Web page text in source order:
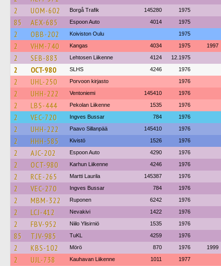
2 UOM-602 Borgå Trafik 145280 1975
85 AEX-685 Espoon Auto 4014 1975
2 OBB-202 Koiviston Oulu 1975
2 VHM-740 Kangas 4034 1975 1997
2 SEB-883 Lehtosen Liikenne 4124 12.1975
2 OCT-980 SLHS 4246 1976
2 UHL-250 Porvoon kirjasto 1976
2 UHH-222 Ventoniemi 145410 1976
2 LBS-444 Pekolan Liikenne 1535 1976
2 VEC-720 Ingves Bussar 784 1976
2 UHH-222 Paavo Sillanpää 145410 1976
2 HHH-585 Kivistö 1526 1976
2 AJC-202 Espoon Auto 4290 1976
2 OCT-980 Karhun Liikenne 4246 1976
2 RCE-265 Martti Laurila 145387 1976
2 VEC-270 Ingves Bussar 784 1976
2 MBM-322 Ruponen 6242 1976
2 LCJ-412 Nevakivi 1422 1976
2 FBV-952 Niilo Ylisirniö 1535 1976
85 TJV-985 TuKL 4259 1976
2 KBS-102 Mörö 870 1976 1999
2 UJL-738 Kauhavan Liikenne 1011 1977